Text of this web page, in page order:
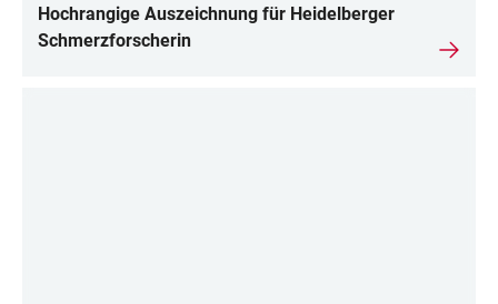
Hochrangige Auszeichnung für Heidelberger
Schmerzforscherin